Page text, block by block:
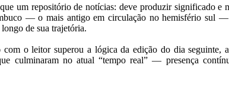
um repositório de notícias: deve produzir significado e
— o mais antigo em circulação no hemisfério sul
de sua trajetória.
o leitor superou a lógica da edição do dia seguinte,
culminaram no atual “tempo real” — presença